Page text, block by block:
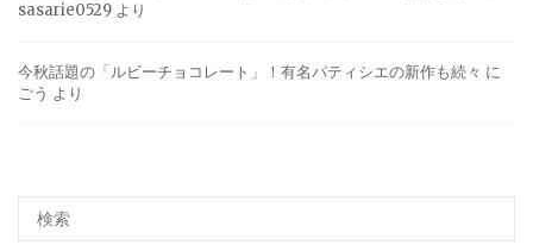
sasarie0529 より
今秋話題の「ルビーチョコレート」！有名パティシエの新作も続々 に
ごう より